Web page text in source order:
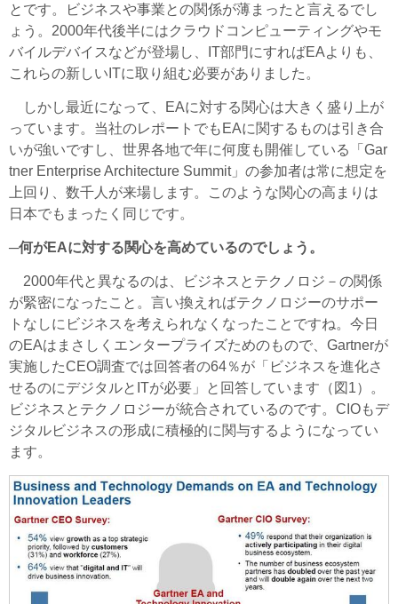
とです。ビジネスや事業との関係が薄まったと言えるでし
ょう。2000年代後半にはクラウドコンピューティングやモ
バイルデバイスなどが登場し、IT部門にすればEAよりも、
これらの新しいITに取り組む必要がありました。
しかし最近になって、EAに対する関心は大きく盛り上が
っています。当社のレポートでもEAに関するものは引き合
いが強いですし、世界各地で年に何度も開催している「Gar
tner Enterprise Architecture Summit」の参加者は常に想定を
上回り、数千人が来場します。このような関心の高まりは
日本でもまったく同じです。
─何がEAに対する関心を高めているのでしょう。
2000年代と異なるのは、ビジネスとテクノロジ－の関係
が緊密になったこと。言い換えればテクノロジーのサポー
トなしにビジネスを考えられなくなったことですね。今日
のEAはまさしくエンタープライズためのもので、Gartnerが
実施したCEO調査では回答者の64％が「ビジネスを進化さ
せるのにデジタルとITが必要」と回答しています（図1）。
ビジネスとテクノロジーが統合されているのです。CIOもデ
ジタルビジネスの形成に積極的に関与するようになってい
ます。